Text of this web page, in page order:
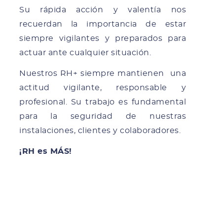
Su rápida acción y valentía nos
recuerdan la importancia de estar
siempre vigilantes y preparados para
actuar ante cualquier situación.
Nuestros RH+ siempre mantienen una
actitud vigilante, responsable y
profesional. Su trabajo es fundamental
para la seguridad de nuestras
instalaciones, clientes y colaboradores.
¡RH es MÁS!